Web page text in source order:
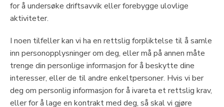
for å undersøke driftsavvik eller forebygge ulovlige
aktiviteter.
I noen tilfeller kan vi ha en rettslig forpliktelse til å samle
inn personopplysninger om deg, eller må på annen måte
trenge din personlige informasjon for å beskytte dine
interesser, eller de til andre enkeltpersoner. Hvis vi ber
deg om personlig informasjon for å ivareta et rettslig krav,
eller for å lage en kontrakt med deg, så skal vi gjøre